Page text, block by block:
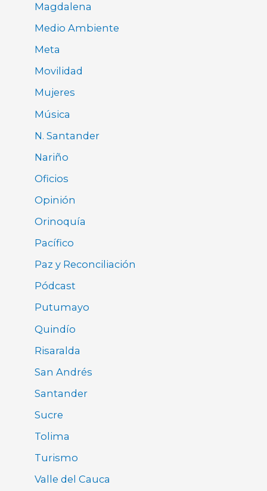
Magdalena
Medio Ambiente
Meta
Movilidad
Mujeres
Música
N. Santander
Nariño
Oficios
Opinión
Orinoquía
Pacífico
Paz y Reconciliación
Pódcast
Putumayo
Quindío
Risaralda
San Andrés
Santander
Sucre
Tolima
Turismo
Valle del Cauca